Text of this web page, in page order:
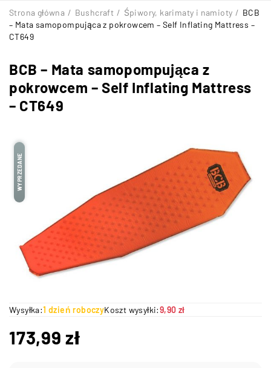
BCB – Mata samopompująca z
pokrowcem – Self Inflating Mattress
– CT649
Strona główna / Bushcraft / Śpiwory, karimaty i namioty / BCB
– Mata samopompująca z pokrowcem – Self Inflating Mattress –
CT649
WYPRZEDANE
Wysyłka:1 dzień roboczyKoszt wysyłki:9,90 zł
173,99zł